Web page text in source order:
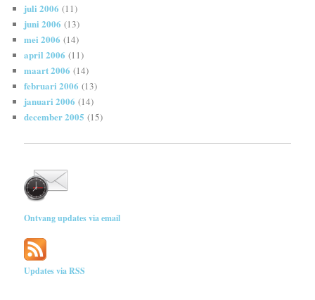
juli 2006 (11)
juni 2006 (13)
mei 2006 (14)
april 2006 (11)
maart 2006 (14)
februari 2006 (13)
januari 2006 (14)
december 2005 (15)
Ontvang updates via email
Updates via RSS